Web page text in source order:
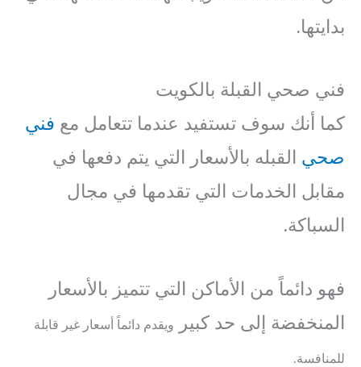
بدايتها.
فني صحي القبلة بالكويت
كما أنك سوف تستفيد عندما تتعامل مع فني
صحي القبله بالأسعار التي يتم دفعها في
مقابل الخدمات التي تقدمها في مجال
السباكة.
فهو دائماً من الأماكن التي تتميز بالأسعار
المنخفضة إلى حد كبير
ويقدم دائماً أسعار غير قابلة
للمنافسة.